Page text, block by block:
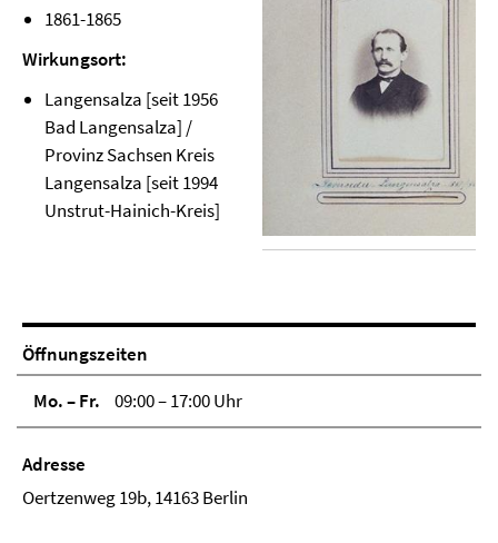
1861-1865
Wirkungsort:
Langensalza [seit 1956
Bad Langensalza] /
Provinz Sachsen Kreis
Langensalza [seit 1994
Unstrut-Hainich-Kreis]
Öffnungszeiten
Mo. – Fr.
09:00 – 17:00 Uhr
Adresse
Oertzenweg 19b, 14163 Berlin